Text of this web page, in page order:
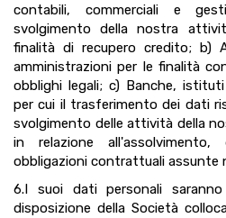
contabili, commerciali e
svolgimento della nostra
finalità di recupero credito; b)
amministrazioni per le finalità
obblighi legali; c) Banche,
per cui il trasferimento dei dati
svolgimento delle attività della
in relazione
obbligazioni contrattuali assunte
6.I suoi dati personali
disposizione della Società